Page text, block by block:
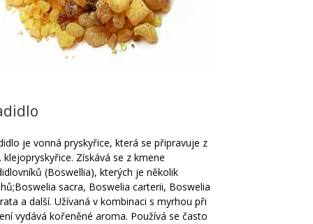
je vonná pryskyřice, která se připravuje z
klejopryskyřice. Získává se z kmene
(Boswellia), kterých je několik
sacra, Boswelia carterii, Boswelia
a další. Užívaná v kombinaci s myrhou při
vydává kořeněné aroma. Používá se často